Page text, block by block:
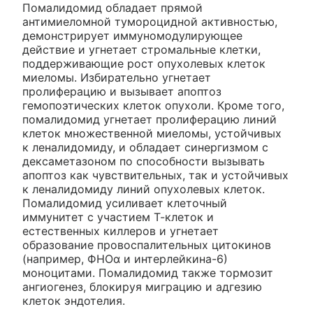
Помалидомид обладает прямой
антимиеломной тумороцидной активностью,
демонстрирует иммуномодулирующее
действие и угнетает стромальные клетки,
поддерживающие рост опухолевых клеток
миеломы. Избирательно угнетает
пролиферацию и вызывает апоптоз
гемопоэтических клеток опухоли. Кроме того,
помалидомид угнетает пролиферацию линий
клеток множественной миеломы, устойчивых
к леналидомиду, и обладает синергизмом с
дексаметазоном по способности вызывать
апоптоз как чувствительных, так и устойчивых
к леналидомиду линий опухолевых клеток.
Помалидомид усиливает клеточный
иммунитет с участием Т-клеток и
естественных киллеров и угнетает
образование провоспалительных цитокинов
(например, ФНОα и интерлейкина-6)
моноцитами. Помалидомид также тормозит
ангиогенез, блокируя миграцию и адгезию
клеток эндотелия.